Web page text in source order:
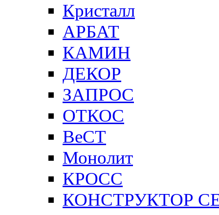
Кристалл
АРБАТ
КАМИН
ДЕКОР
ЗАПРОС
ОТКОС
ВеСТ
Монолит
КРОСС
КОНСТРУКТОР